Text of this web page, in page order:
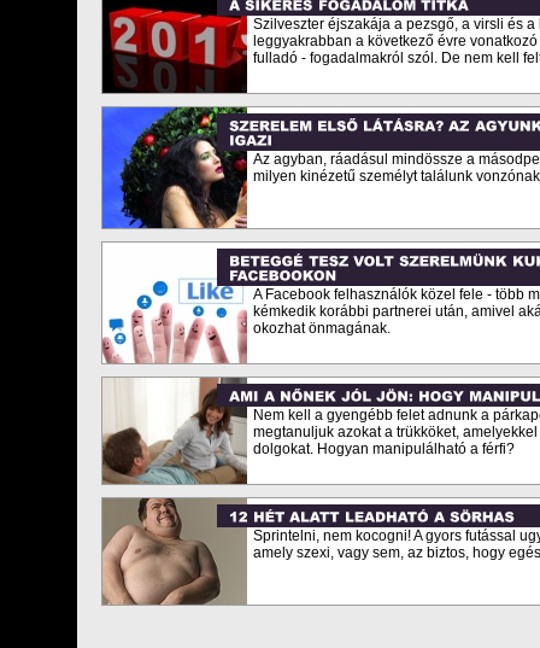
Szilveszter éjszakája a pezsgő, a virsli és a
leggyakrabban a következő évre
fulladó - fogadalmakról szól. De nem kell
Az agyban, ráadásul mindössze a
milyen kinézetű személyt találunk
A Facebook felhasználók közel fele - több
kémkedik korábbi partnerei után, amivel
okozhat önmagának.
Nem kell a gyengébb felet adnunk a
megtanuljuk azokat a trükköket,
dolgokat. Hogyan manipulálható a férfi?
Sprintelni, nem kocogni! A gyors futással
amely szexi, vagy sem, az biztos, hogy